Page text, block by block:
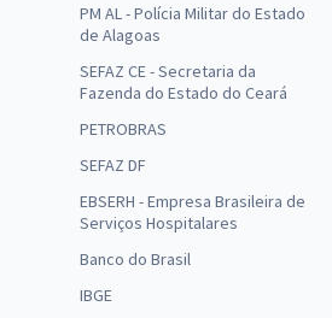
PM AL - Polícia Militar do Estado
de Alagoas
SEFAZ CE - Secretaria da
Fazenda do Estado do Ceará
PETROBRAS
SEFAZ DF
EBSERH - Empresa Brasileira de
Serviços Hospitalares
Banco do Brasil
IBGE